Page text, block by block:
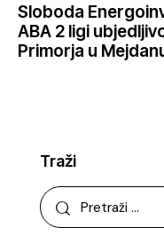
Sloboda
ABA 2 ligi
Primorja u
Traži